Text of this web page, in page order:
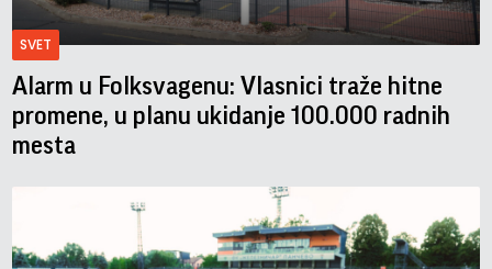
SVET
Alarm u Folksvagenu: Vlasnici traže hitne
promene, u planu ukidanje 100.000 radnih
mesta